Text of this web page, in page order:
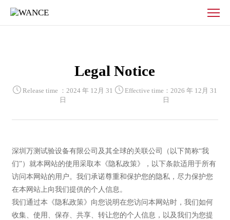
Legal
Notice-
Universal
Tensile
testing
machine
Fatigue
testing
machine
Legal Notice
Release time ：2024 年 12月 31
日
Effective time：2026 年 12月 31
日
深圳万测试验设备有限公司及其全球的关联公司（以下简称“我
们”）就本网站的使用采取本《隐私政策》，以下条款适用于所有
访问本网站的用户。我们承诺尊重和保护您的隐私，尽力保护您
在本网站上向我们提供的个人信息。
我们通过本《隐私政策》向您说明在您访问本网站时，我们如何
收集、使用、保存、共享、转让您的个人信息，以及我们为您提